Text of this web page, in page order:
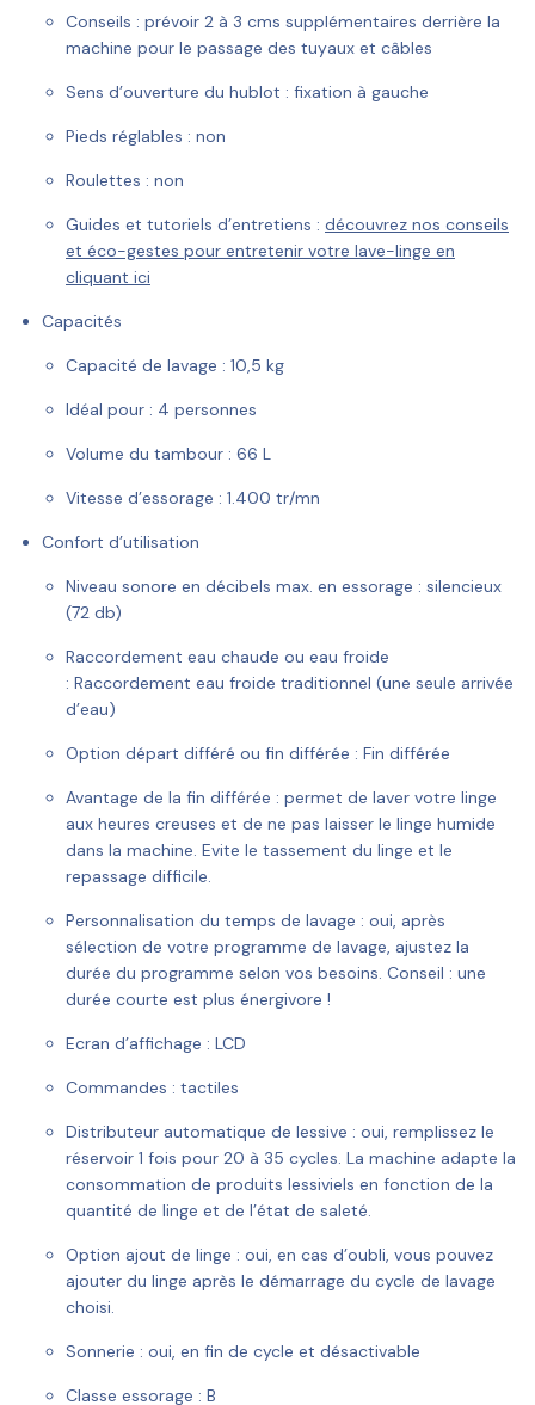
Conseils : prévoir 2 à 3 cms supplémentaires derrière la
machine pour le passage des tuyaux et câbles
Sens d’ouverture du hublot : fixation à gauche
Pieds réglables : non
Roulettes : non
Guides et tutoriels d’entretiens : découvrez nos conseils
et éco-gestes pour entretenir votre lave-linge en
cliquant ici
Capacités
Capacité de lavage : 10,5 kg
Idéal pour : 4 personnes
Volume du tambour : 66 L
Vitesse d’essorage : 1.400 tr/mn
Confort d’utilisation
Niveau sonore en décibels max. en essorage : silencieux
(72 db)
Raccordement eau chaude ou eau froide
: Raccordement eau froide traditionnel (une seule arrivée
d’eau)
Option départ différé ou fin différée : Fin différée
Avantage de la fin différée : permet de laver votre linge
aux heures creuses et de ne pas laisser le linge humide
dans la machine. Evite le tassement du linge et le
repassage difficile.
Personnalisation du temps de lavage : oui, après
sélection de votre programme de lavage, ajustez la
durée du programme selon vos besoins. Conseil : une
durée courte est plus énergivore !
Ecran d’affichage : LCD
Commandes : tactiles
Distributeur automatique de lessive : oui, remplissez le
réservoir 1 fois pour 20 à 35 cycles. La machine adapte la
consommation de produits lessiviels en fonction de la
quantité de linge et de l’état de saleté.
Option ajout de linge : oui, en cas d’oubli, vous pouvez
ajouter du linge après le démarrage du cycle de lavage
choisi.
Sonnerie : oui, en fin de cycle et désactivable
Classe essorage : B